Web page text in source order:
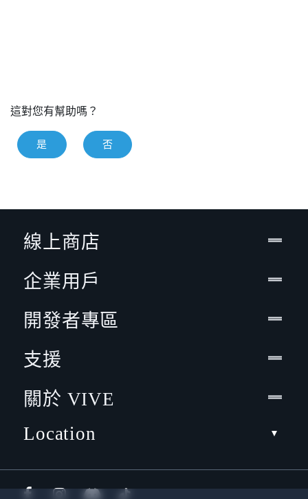
這對您有幫助嗎？
是 否
線上商店
企業用戶
開發者專區
支援
關於 VIVE
Location